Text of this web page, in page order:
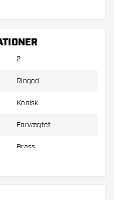
Brass Soft Tip
og 3 Skafter.
2
Ringed
Konisk
Forvægtet
Brass